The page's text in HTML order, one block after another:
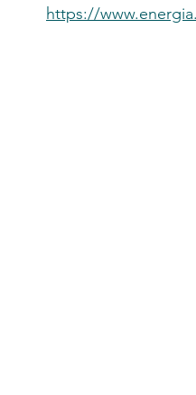
https://